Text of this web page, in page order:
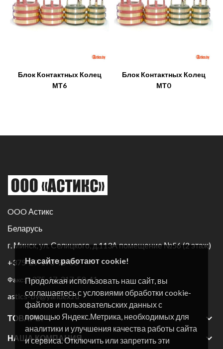
На сайте работают cookie!
Продолжая использовать наш сайт, вы
соглашаетесь с условиями обработки cookie-
файлов и пользовательских данных с
помощью Яндекс.Метрика, необходимых для
аналитики и улучшения качества работы сайта
и сервиса. Отключить или запретить эти
Блок Контактных Колец
МТ6
Блок Контактных Колец
МТ0
OOO Астикс
Беларусь
г. Минск, ул. Селицкого, д.113А помещение №56 (2 этаж)
+375-29-170-96-60
Факс:+375-17-317-59-41
astics-by@yandex.ru
ТОВАРЫ 
НАША КОМПАНИЯ 